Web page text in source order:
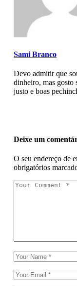
Sami Branco
Devo admitir que
dinheiro, mas gosto
justo e boas
Deixe um
O seu endereço de
obrigatórios